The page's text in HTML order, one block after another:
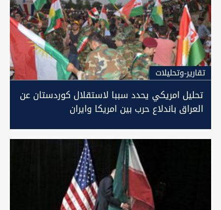
تقارير-وتحليلات
تحليل امريكي يحدد سببا لاستقلال كوردستان عن
العراق باندلاع حرب بين امريكا وايران